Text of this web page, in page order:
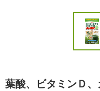
葉酸、ビタミンＤ